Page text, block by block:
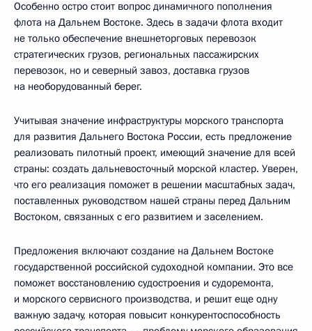
Особенно остро стоит вопрос динамичного пополнения
флота на Дальнем Востоке. Здесь в задачи флота входит
не только обеспечение внешнеторговых перевозок
стратегических грузов, региональных пассажирских
перевозок, но и северный завоз, доставка грузов
на необорудованный берег.
Учитывая значение инфраструктуры морского транспорта
для развития Дальнего Востока России, есть предложение
реализовать пилотный проект, имеющий значение для всей
страны: создать дальневосточный морской кластер. Уверен,
что его реализация поможет в решении масштабных задач,
поставленных руководством нашей страны перед Дальним
Востоком, связанных с его развитием и заселением.
Предложения включают создание на Дальнем Востоке
государственной российской судоходной компании. Это все
поможет восстановлению судостроения и судоремонта,
и морского сервисного производства, и решит еще одну
важную задачу, которая повысит конкурентоспособность